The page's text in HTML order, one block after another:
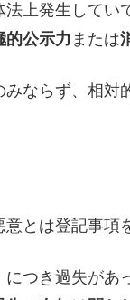
上発生してい
的公示力 または
ならず、相対
とは登記事項
つき過失があ